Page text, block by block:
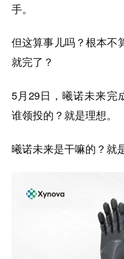
手。
但这算事儿吗？根本不
就完了？
5月29日，曦诺未来完
谁领投的？就是理想。
曦诺未来是干嘛的？就